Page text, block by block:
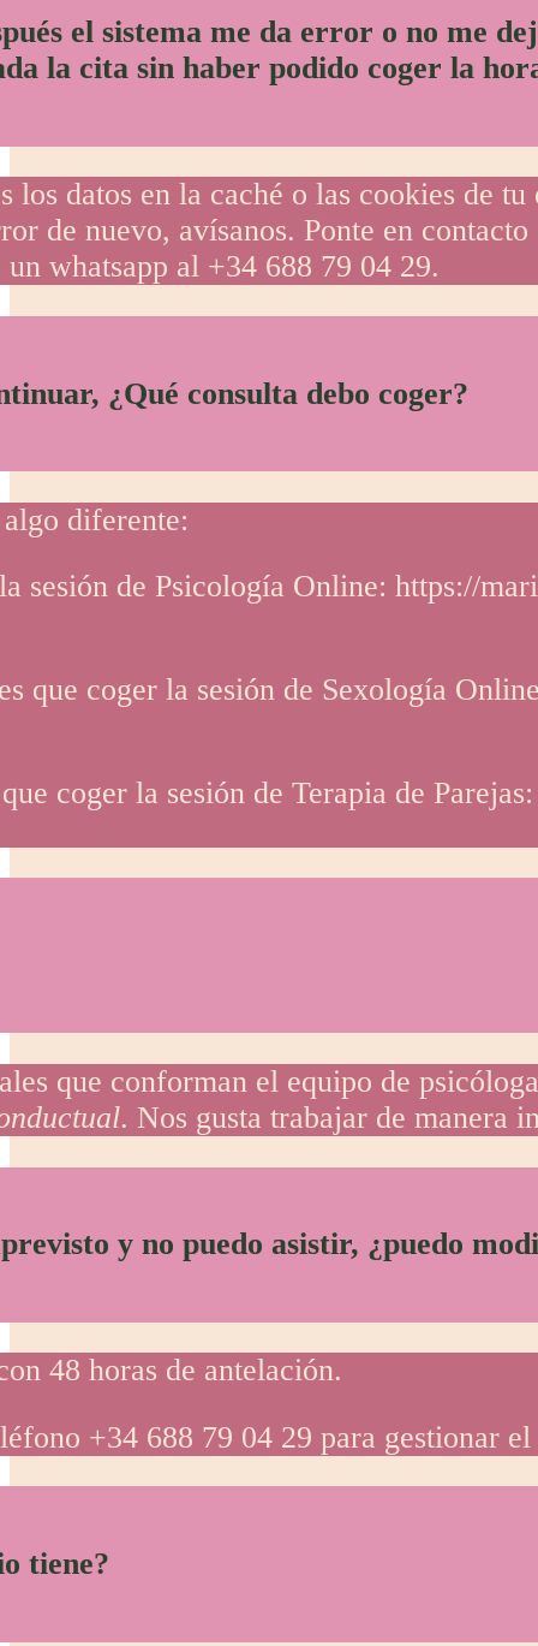
el sistema me da error o no me
la cita sin haber podido coger la
los datos en la caché o las cookies de
de nuevo, avísanos. Ponte en
whatsapp al +34 688 79 04 29.
¿Qué consulta debo coger?
diferente:
sesión de Psicología Online: https://
que coger la sesión de Sexología
coger la sesión de Terapia de
que conforman el equipo de
. Nos gusta trabajar de manera
y no puedo asistir, ¿puedo
48 horas de antelación.
+34 688 79 04 29 para gestionar
tiene?